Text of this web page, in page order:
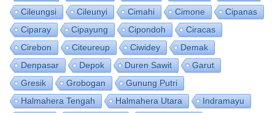
Cileungsi
Cileunyi Cimahi Cimone
Cipanas
Ciparay
Cipayung Cipondoh
Ciracas
Cirebon
Citeureup Ciwidey
Demak
Denpasar
Depok Duren Sawit
Garut
Gresik
Grobogan
Gunung Putri
Halmahera Tengah
Halmahera Utara
Indramayu